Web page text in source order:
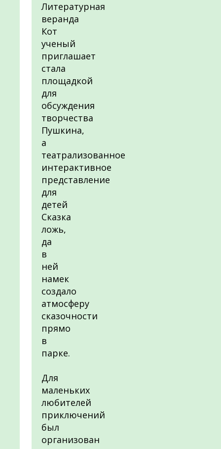
Литературная
веранда
Кот
ученый
приглашает
стала
площадкой
для
обсуждения
творчества
Пушкина,
а
театрализованное
интерактивное
представление
для
детей
Сказка
ложь,
да
в
ней
намек
создало
атмосферу
сказочности
прямо
в
парке.
Для
маленьких
любителей
приключений
был
организован